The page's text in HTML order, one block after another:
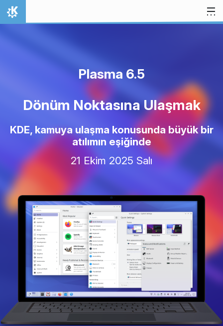
İçeriğe atla
Ana Sayfa
Plasma 6.5
Dönüm Noktasına Ulaşmak
KDE, kamuya ulaşma konusunda büyük bir
atılımın eşiğinde
21 Ekim 2025 Salı